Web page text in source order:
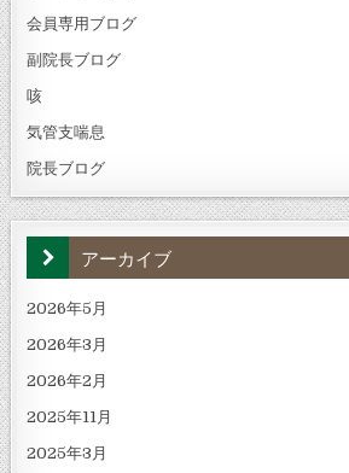
会員専用ブログ
副院長ブログ
咳
気管支喘息
院長ブログ
アーカイブ
2026年5月
2026年3月
2026年2月
2025年11月
2025年3月